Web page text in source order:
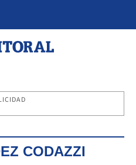
CODAZZI